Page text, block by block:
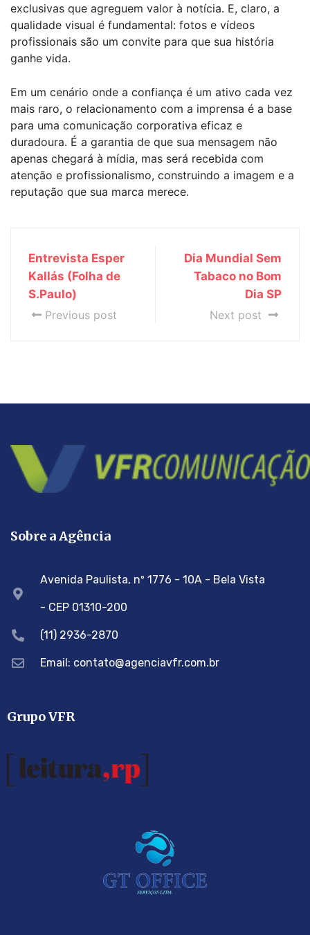
exclusivas que agreguem valor à notícia. E, claro, a
qualidade visual é fundamental: fotos e vídeos
profissionais são um convite para que sua história
ganhe vida.
Em um cenário onde a confiança é um ativo cada vez
mais raro, o relacionamento com a imprensa é a base
para uma comunicação corporativa eficaz e
duradoura. É a garantia de que sua mensagem não
apenas chegará à mídia, mas será recebida com
atenção e profissionalismo, construindo a imagem e a
reputação que sua marca merece.
Entrevista Esper
Kallás (Folha de
S.Paulo)
Previous post
Dia Mundial Sem
Tabaco no Bom
Dia SP
Next post
Sobre a Agência
Avenida Paulista, nº 1776 - 10A - Bela Vista
- CEP 01310-200
(11) 2936-2870
Email: contato@agenciavfr.com.br
Grupo VFR